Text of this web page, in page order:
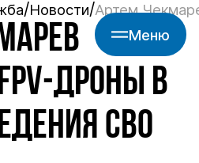
Меню
Новости Артем
ДРОНЫ В
СВО